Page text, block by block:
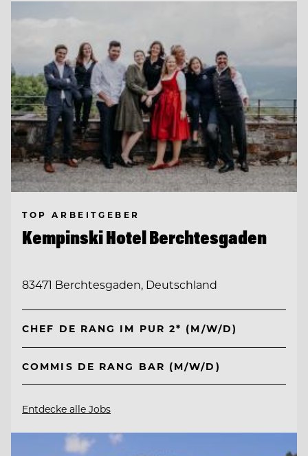
TOP ARBEITGEBER
Kempinski Hotel Berchtesgaden
83471 Berchtesgaden, Deutschland
CHEF DE RANG IM PUR 2* (M/W/D)
COMMIS DE RANG BAR (M/W/D)
Entdecke alle Jobs